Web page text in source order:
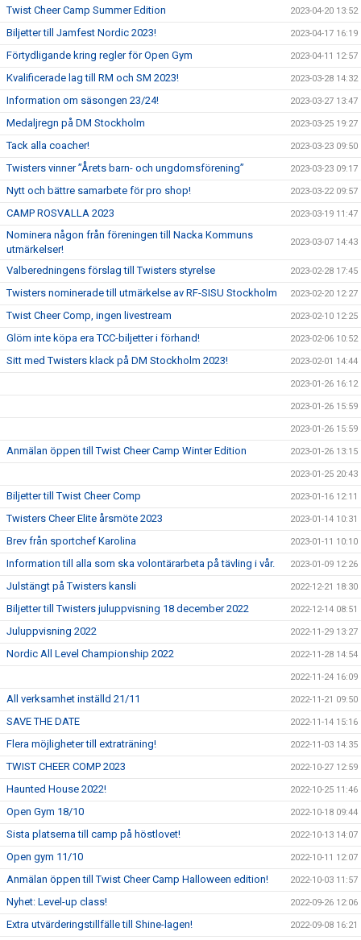
Twist Cheer Camp Summer Edition 2023-04-20 13:52
Biljetter till Jamfest Nordic 2023! 2023-04-17 16:19
Förtydligande kring regler för Open Gym 2023-04-11 12:57
Kvalificerade lag till RM och SM 2023! 2023-03-28 14:32
Information om säsongen 23/24! 2023-03-27 13:47
Medaljregn på DM Stockholm 2023-03-25 19:27
Tack alla coacher! 2023-03-23 09:50
Twisters vinner ”Årets barn- och ungdomsförening” 2023-03-23 09:17
Nytt och bättre samarbete för pro shop! 2023-03-22 09:57
CAMP ROSVALLA 2023 2023-03-19 11:47
Nominera någon från föreningen till Nacka Kommuns
utmärkelser!
2023-03-07 14:43
Valberedningens förslag till Twisters styrelse 2023-02-28 17:45
Twisters nominerade till utmärkelse av RF-SISU Stockholm 2023-02-20 12:27
Twist Cheer Comp, ingen livestream 2023-02-10 12:25
Glöm inte köpa era TCC-biljetter i förhand! 2023-02-06 10:52
Sitt med Twisters klack på DM Stockholm 2023! 2023-02-01 14:44
2023-01-26 16:12
2023-01-26 15:59
2023-01-26 15:59
Anmälan öppen till Twist Cheer Camp Winter Edition 2023-01-26 13:15
2023-01-25 20:43
Biljetter till Twist Cheer Comp 2023-01-16 12:11
Twisters Cheer Elite årsmöte 2023 2023-01-14 10:31
Brev från sportchef Karolina 2023-01-11 10:10
Information till alla som ska volontärarbeta på tävling i vår. 2023-01-09 12:26
Julstängt på Twisters kansli 2022-12-21 18:30
Biljetter till Twisters juluppvisning 18 december 2022 2022-12-14 08:51
Juluppvisning 2022 2022-11-29 13:27
Nordic All Level Championship 2022 2022-11-28 14:54
2022-11-24 16:09
All verksamhet inställd 21/11 2022-11-21 09:50
SAVE THE DATE 2022-11-14 15:16
Flera möjligheter till extraträning! 2022-11-03 14:35
TWIST CHEER COMP 2023 2022-10-27 12:59
Haunted House 2022! 2022-10-25 11:46
Open Gym 18/10 2022-10-18 09:44
Sista platserna till camp på höstlovet! 2022-10-13 14:07
Open gym 11/10 2022-10-11 12:07
Anmälan öppen till Twist Cheer Camp Halloween edition! 2022-10-03 11:57
Nyhet: Level-up class! 2022-09-26 12:06
Extra utvärderingstillfälle till Shine-lagen! 2022-09-08 16:21